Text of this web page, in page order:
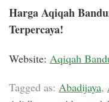
Harga Aqiqah
Terpercaya!
Website: Aqiqah
Tagged as: Abadijaya,